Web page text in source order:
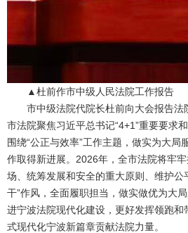
▲杜前作市中级人民法院工作报告
市中级法院代院长杜前向大会报告
市法院聚焦习近平总书记“4+1”重要要求
围绕“公正与效率”工作主题，做实为大局
作取得新进展。2026年，全市法院将牢
场、统筹发展和安全的重大原则、维护公
干”作风，全面履职担当，做实做优为大
进宁波法院现代化建设，更好发挥领跑和
式现代化宁波新篇章贡献法院力量。